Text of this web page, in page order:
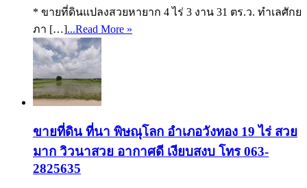
* ขายที่ดินแปลงสวยหายาก 4 ไร่ 3 งาน 31 ตร.ว. ทำเลศักย
ภา […]...Read More »
ขายที่ดิน ที่นา พิษณุโลก อำเภอวังทอง 19 ไร่ สวย
มาก วิวนาสวย อากาศดี เงียบสงบ โทร 063-
2825635